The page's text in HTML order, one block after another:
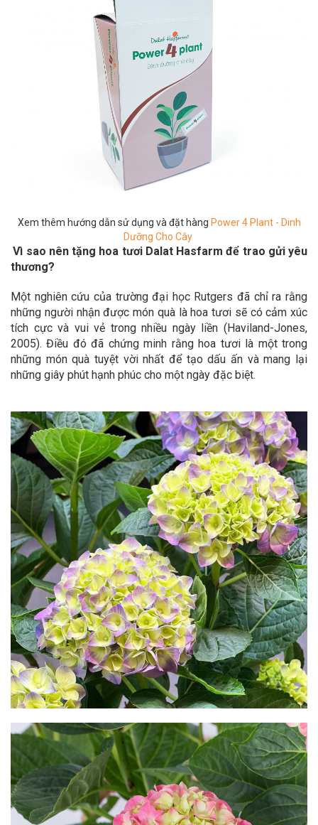
Xem thêm hướng dẫn sử dụng và đặt hàng Power 4 Plant - Dinh
Dưỡng Cho Cây
Vì sao nên tặng hoa tươi Dalat Hasfarm để trao gửi yêu
thương?
Một nghiên cứu của trường đại học Rutgers đã chỉ ra rằng
những người nhận được món quà là hoa tươi sẽ có cảm xúc
tích cực và vui vẻ trong nhiều ngày liền (Haviland-Jones,
2005). Điều đó đã chứng minh rằng hoa tươi là một trong
những món quà tuyệt vời nhất để tạo dấu ấn và mang lại
những giây phút hạnh phúc cho một ngày đặc biệt.